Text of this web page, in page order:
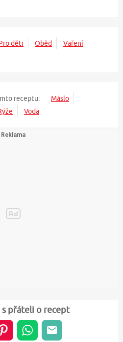
děti Oběd
Vaření
receptu:
Máslo
Voda
s přáteli o recept